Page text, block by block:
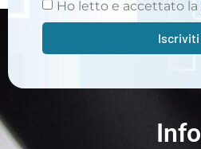
Ho letto e accettato la
Iscriviti
Info